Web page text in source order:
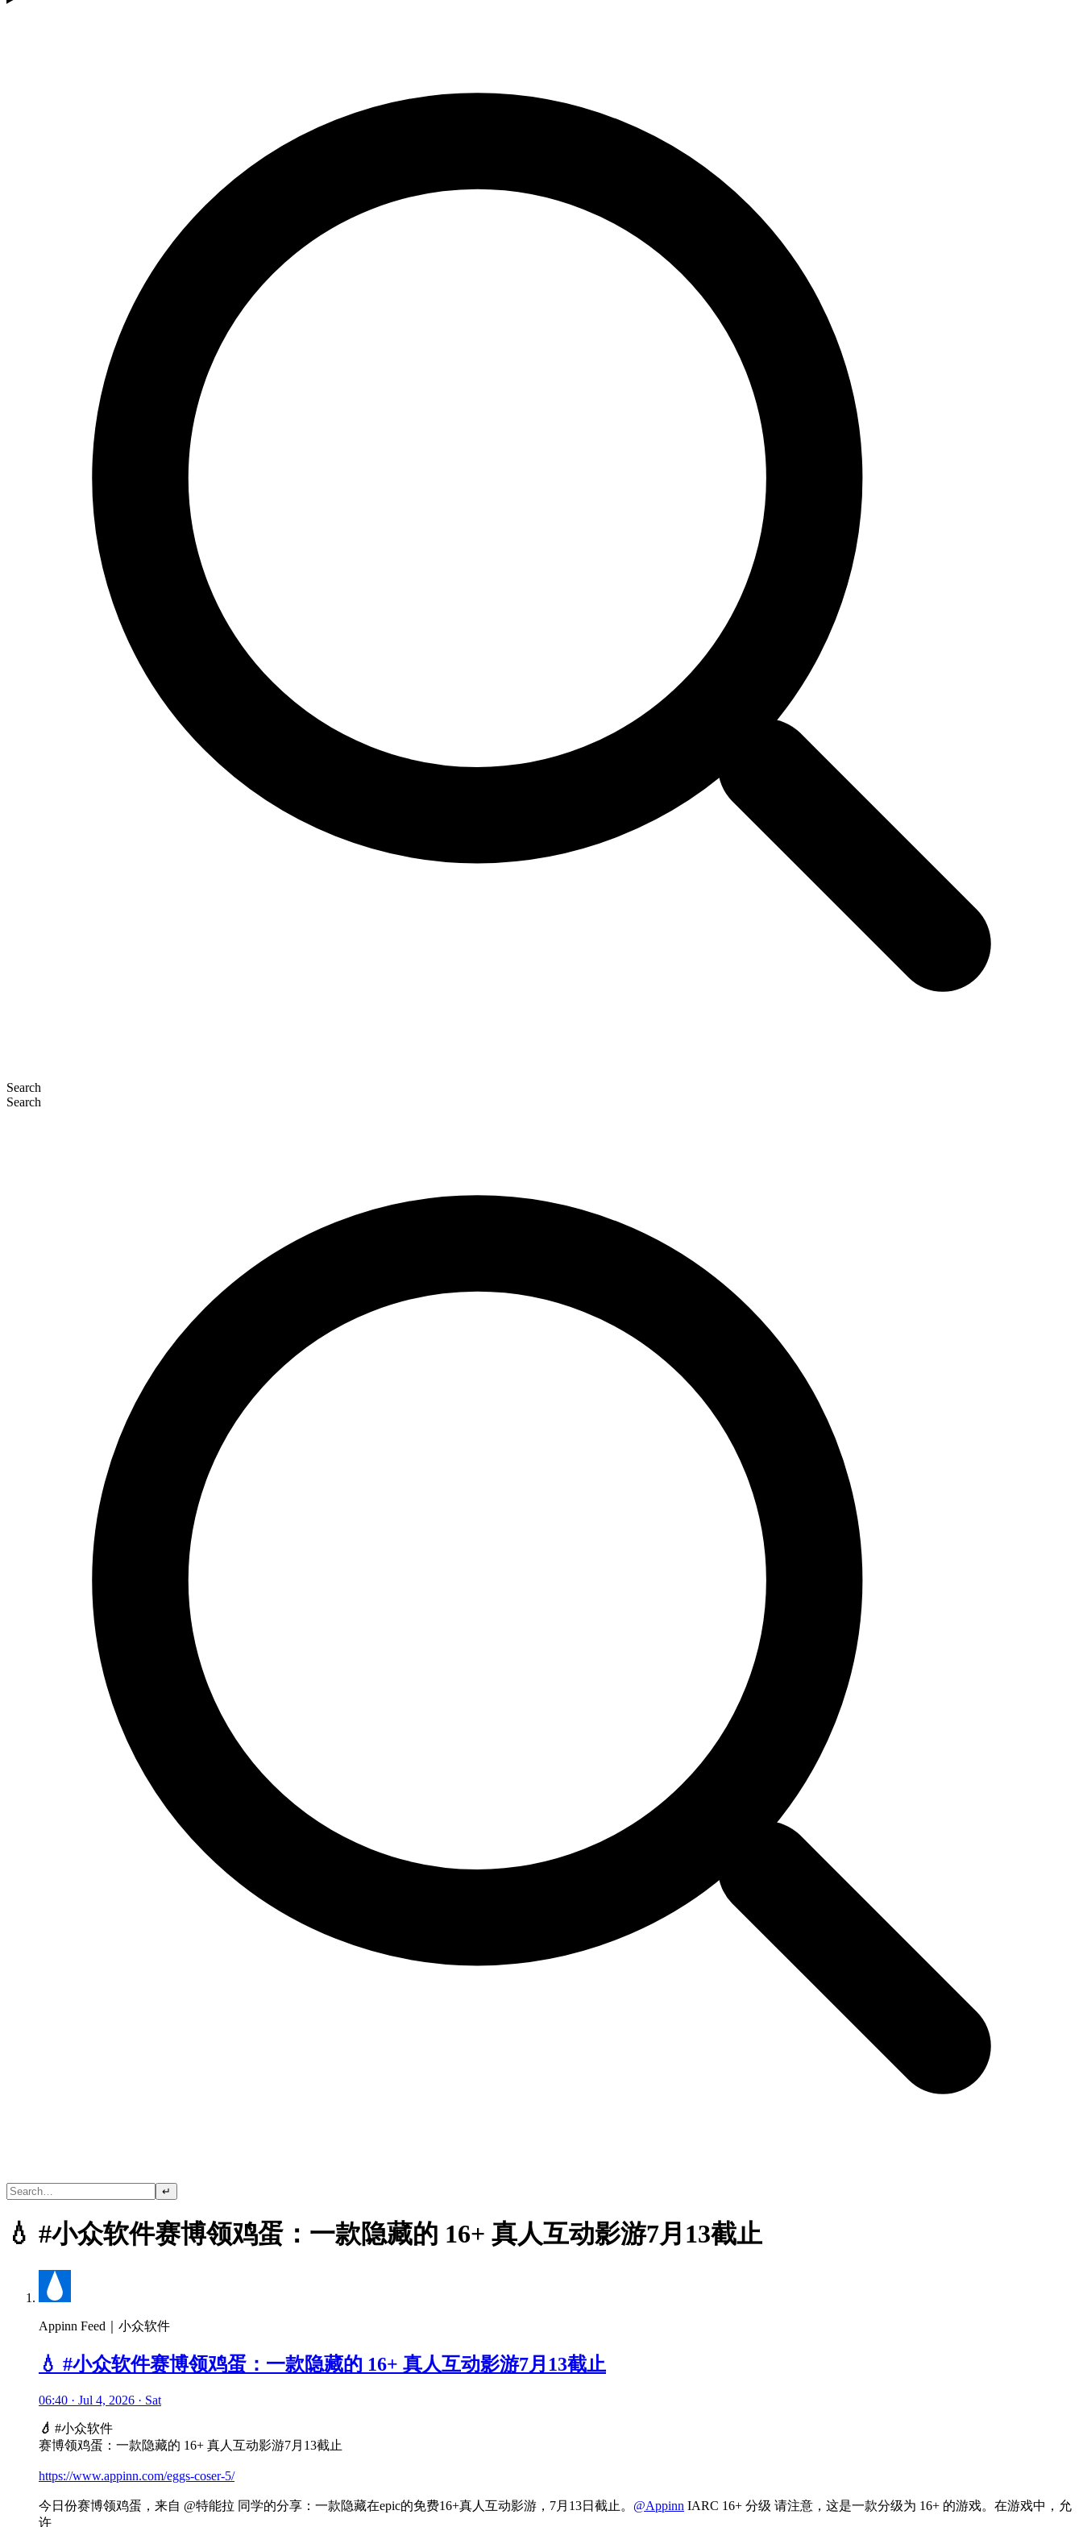
Search
Search
↵
💧 #小众软件赛博领鸡蛋：一款隐藏的 16+ 真人互动影游7月13截止
Appinn Feed｜小众软件
💧 #小众软件赛博领鸡蛋：一款隐藏的 16+ 真人互动影游7月13截止
06:40 · Jul 4, 2026 · Sat
💧 #小众软件
赛博领鸡蛋：一款隐藏的 16+ 真人互动影游7月13截止
https://www.appinn.com/eggs-coser-5/
今日份赛博领鸡蛋，来自 @特能拉 同学的分享：一款隐藏在epic的免费16+真人互动影游，7月13日截止。 @Appinn IARC 16+ 分级 请注意，这是一款分级为 16+ 的游戏。在游戏中，允
许